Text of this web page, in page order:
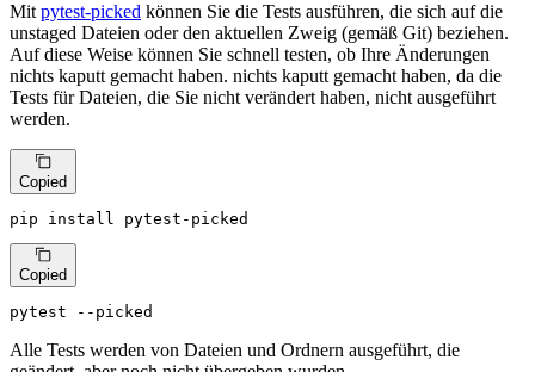
Mit pytest-picked können Sie die Tests ausführen, die sich auf die
unstaged Dateien oder den aktuellen Zweig (gemäß Git) beziehen.
Auf diese Weise können Sie schnell testen, ob Ihre Änderungen
nichts kaputt gemacht haben. nichts kaputt gemacht haben, da die
Tests für Dateien, die Sie nicht verändert haben, nicht ausgeführt
werden.
Copied
pip install pytest-picked
Copied
pytest --picked
Alle Tests werden von Dateien und Ordnern ausgeführt, die